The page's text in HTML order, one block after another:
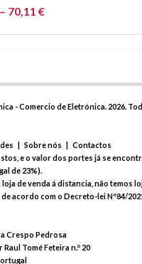
70,11 €
- Comercio de Eletrónica. 2026.
| Sobre nós | Contactos
e o valor dos portes já se
de 23%).
loja de venda á distancia, não temos
acordo com o Decreto-lei Nº84/
Crespo Pedrosa
Tomé Feteira n.º 20